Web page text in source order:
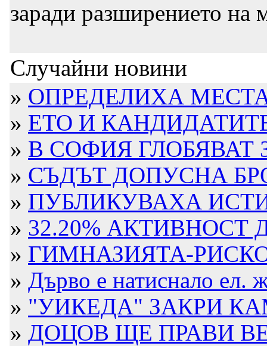
заради разширението на
Случайни новини
» ОПРЕДЕЛИХА
» ЕТО И
» В СОФИЯ ГЛОБЯВАТ
» СЪДЪТ ДОПУСНА
» ПУБЛИКУВАХА
» 32.20% АКТИВНОСТ
» ГИМНАЗИЯТА-
» Дърво е натиснало ел.
» "УИКЕДА" ЗАКРИ
» ДОЦОВ ЩЕ ПРАВИ